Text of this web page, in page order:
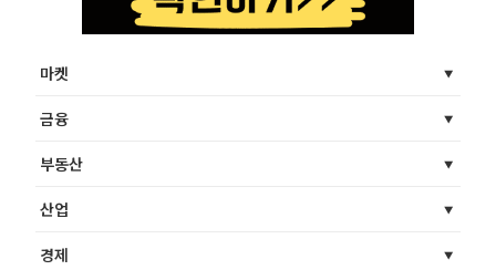
마켓
금융
부동산
산업
경제